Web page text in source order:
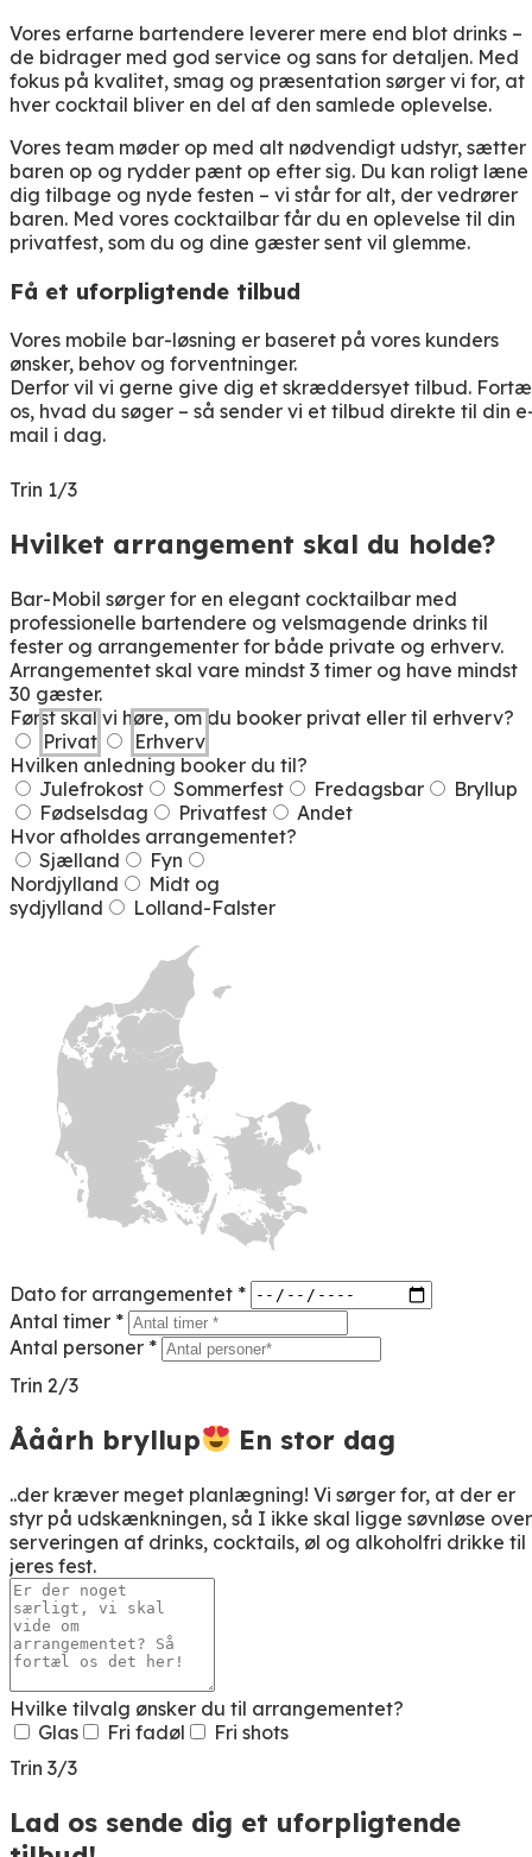
Vores erfarne bartendere leverer mere end blot drinks –
de bidrager med god service og sans for detaljen. Med
fokus på kvalitet, smag og præsentation sørger vi for, at
hver cocktail bliver en del af den samlede oplevelse.
Vores team møder op med alt nødvendigt udstyr, sætter
baren op og rydder pænt op efter sig. Du kan roligt læne
dig tilbage og nyde festen – vi står for alt, der vedrører
baren. Med vores cocktailbar får du en oplevelse til din
privatfest, som du og dine gæster sent vil glemme.
Få et uforpligtende tilbud
Vores mobile bar-løsning er baseret på vores kunders
ønsker, behov og forventninger.
Derfor vil vi gerne give dig et skræddersyet tilbud.
os, hvad du søger – så sender vi et tilbud direkte til din
mail i dag.
Trin 1/3
Hvilket arrangement skal du holde?
Bar-Mobil sørger for en elegant cocktailbar med
professionelle bartendere og velsmagende drinks til
fester og arrangementer for både private og erhverv.
Arrangementet skal vare mindst 3 timer og have mindst
30 gæster.
Først skal vi høre, om du booker privat eller til erhverv?
Privat
Erhverv
Hvilken anledning booker du til?
Julefrokost
Sommerfest Fredagsbar
Bryllup
Fødselsdag
Privatfest
Andet
Hvor afholdes arrangementet?
Sjælland
Fyn
Nordjylland
Midt og
sydjylland
Lolland-Falster
Dato for arrangementet *
Antal timer *
Antal personer *
Trin 2/3
Ååårh bryllup En stor dag
..der kræver meget planlægning! Vi sørger for, at der er
styr på udskænkningen, så I ikke skal ligge søvnløse over
serveringen af drinks, cocktails, øl og alkoholfri drikke til
jeres fest.
Hvilke tilvalg ønsker du til arrangementet?
Glas
Fri fadøl
Fri shots
Trin 3/3
Lad os sende dig et uforpligtende